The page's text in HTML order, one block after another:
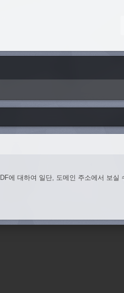
에 대하여 일단, 도메인 주소에서 보실